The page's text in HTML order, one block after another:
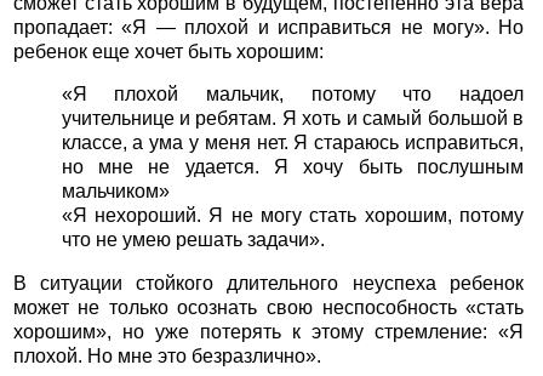
пропадает: «Я — плохой и исправиться не могу». Но
ребенок еще хочет быть хорошим:
«Я плохой мальчик, потому что надоел
учительнице и ребятам. Я хоть и самый большой в
классе, а ума у меня нет. Я стараюсь исправиться,
но мне не удается. Я хочу быть послушным
мальчиком»
«Я нехороший. Я не могу стать хорошим, потому
что не умею решать задачи».
В ситуации стойкого длительного неуспеха ребенок
может не только осознать свою неспособность «стать
хорошим», но уже потерять к этому стремление: «Я
плохой. Но мне это безразлично».